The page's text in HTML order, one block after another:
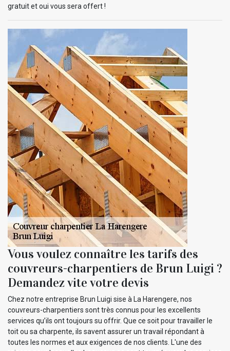
gratuit et oui vous sera offert !
Vous voulez connaître les tarifs des
couvreurs-charpentiers de Brun Luigi ?
Demandez vite votre devis
Chez notre entreprise Brun Luigi sise à La Harengere, nos
couvreurs-charpentiers sont très connus pour les excellents
services qu’ils ont toujours su offrir. Que ce soit pour travailler le
toit ou sa charpente, ils savent assurer un travail répondant à
toutes les normes et aux exigences de nos clients. L'une des